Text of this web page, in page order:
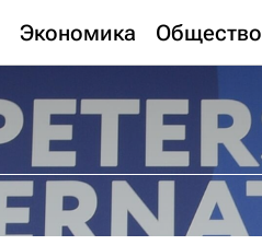
Экономика Общество